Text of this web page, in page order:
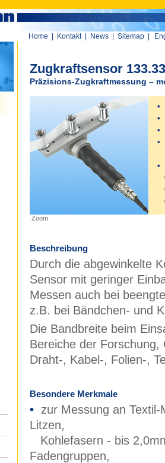
Home Kontakt News Sitemap
Zugkraftsensor 133.33
Präzisions-Zugkraftmessung –
•
•
•
•
•
Zoom
Beschreibung
Durch die abgewinkelte
Sensor mit geringer
Messen auch bei
z.B. bei Bändchen- und
Die Bandbreite beim
Bereiche der
Draht-, Kabel-, Folien-,
Besondere Merkmale
• zur Messung an
Litzen,
Kohlefasern - bis
Fadengruppen,